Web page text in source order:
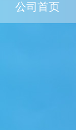
公司首页